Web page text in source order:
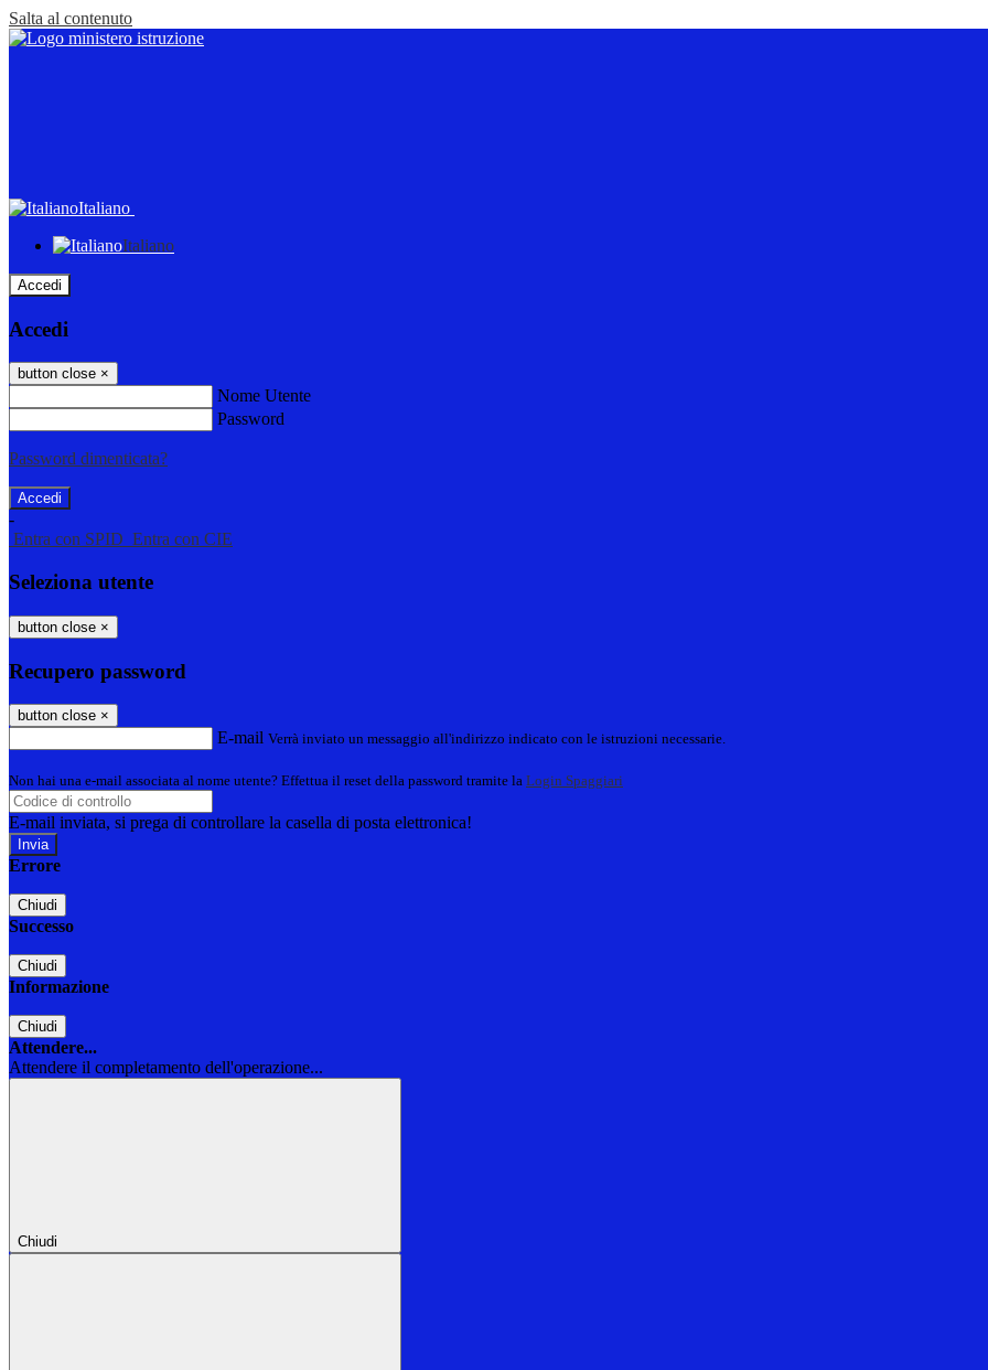
Salta al contenuto
Italiano
Italiano
Accedi
Accedi
button close ×
Nome Utente
Password
Password dimenticata?
-
Entra con SPID Entra con CIE
Seleziona utente
button close ×
Recupero password
button close ×
E-mail Verrà inviato un messaggio all'indirizzo indicato con le istruzioni necessarie.
Non hai una e-mail associata al nome utente? Effettua il reset della password tramite la Login Spaggiari
E-mail inviata, si prega di controllare la casella di posta elettronica!
Errore
Chiudi
Successo
Chiudi
Informazione
Chiudi
Attendere...
Attendere il completamento dell'operazione...
Chiudi